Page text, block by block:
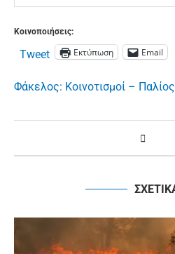
Κοινοποιήσεις:
Tweet Εκτύπωση Email
Φάκελος: Κοινοτισμοί –